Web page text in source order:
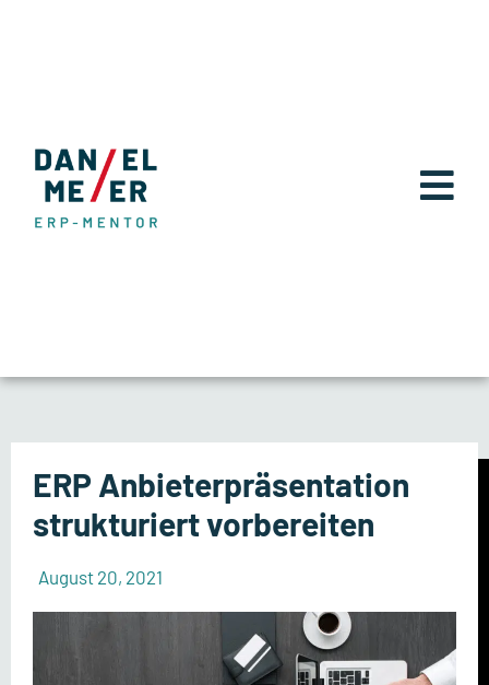
ERP Anbieterpräsentation
strukturiert vorbereiten
August 20, 2021